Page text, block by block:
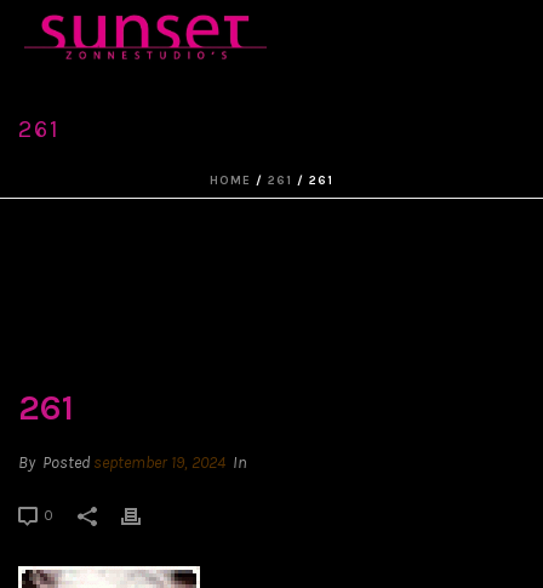
261
HOME / 261 / 261
261
By Posted september 19, 2024 In
0